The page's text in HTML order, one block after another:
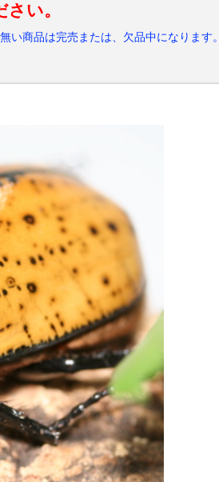
い。
い商品は完売または、欠品中になります。